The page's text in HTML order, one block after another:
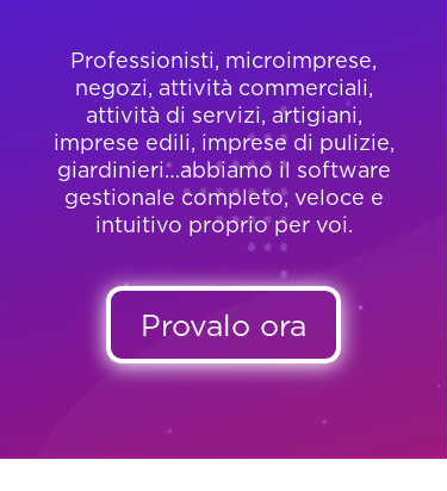
Professionisti, microimprese,
negozi, attività commerciali,
attività di servizi, artigiani,
imprese edili, imprese di pulizie,
giardinieri…abbiamo il software
gestionale completo, veloce e
intuitivo proprio per voi.
Provalo ora